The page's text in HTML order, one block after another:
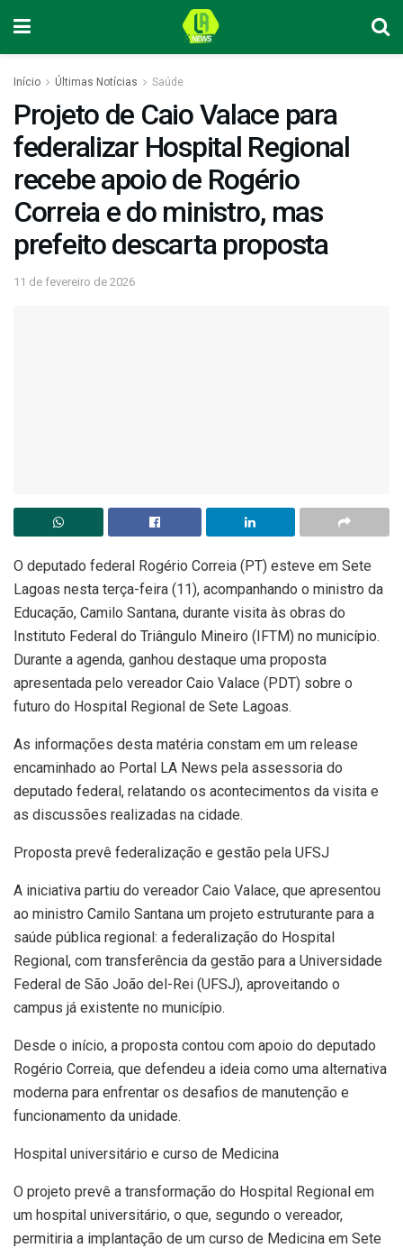
Início Últimas Notícias Saúde
Projeto de Caio Valace para
federalizar Hospital Regional
recebe apoio de Rogério
Correia e do ministro, mas
prefeito descarta proposta
11 de fevereiro de 2026
O deputado federal Rogério Correia (PT) esteve em Sete
Lagoas nesta terça-feira (11), acompanhando o ministro da
Educação, Camilo Santana, durante visita às obras do
Instituto Federal do Triângulo Mineiro (IFTM) no município.
Durante a agenda, ganhou destaque uma proposta
apresentada pelo vereador Caio Valace (PDT) sobre o
futuro do Hospital Regional de Sete Lagoas.
As informações desta matéria constam em um release
encaminhado ao Portal LA News pela assessoria do
deputado federal, relatando os acontecimentos da visita e
as discussões realizadas na cidade.
Proposta prevê federalização e gestão pela UFSJ
A iniciativa partiu do vereador Caio Valace, que apresentou
ao ministro Camilo Santana um projeto estruturante para a
saúde pública regional: a federalização do Hospital
Regional, com transferência da gestão para a Universidade
Federal de São João del-Rei (UFSJ), aproveitando o
campus já existente no município.
Desde o início, a proposta contou com apoio do deputado
Rogério Correia, que defendeu a ideia como uma alternativa
moderna para enfrentar os desafios de manutenção e
funcionamento da unidade.
Hospital universitário e curso de Medicina
O projeto prevê a transformação do Hospital Regional em
um hospital universitário, o que, segundo o vereador,
permitiria a implantação de um curso de Medicina em Sete